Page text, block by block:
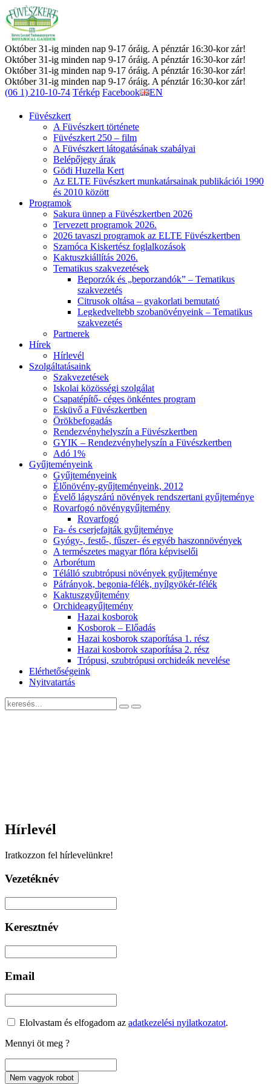
Október 31-ig minden nap 9-17 óráig. A pénztár 16:30-kor zár!
Október 31-ig minden nap 9-17 óráig. A pénztár 16:30-kor zár!
Október 31-ig minden nap 9-17 óráig. A pénztár 16:30-kor zár!
Október 31-ig minden nap 9-17 óráig. A pénztár 16:30-kor zár!
(06 1) 210-10-74 Térkép Facebook EN
Füvészkert
A Füvészkert története
Füvészkert 250 – film
A Füvészkert látogatásának szabályai
Belépőjegy árak
Gödi Huzella Kert
Az ELTE Füvészkert munkatársainak publikációi 1990
és 2010 között
Programok
Sakura ünnep a Füvészkertben 2026
Tervezett programok 2026.
2026 tavaszi programok az ELTE Füvészkertben
Szamóca Kiskertész foglalkozások
Kaktuszkiállítás 2026.
Tematikus szakvezetések
Beporzók és „beporzandók” – Tematikus
szakvezetés
Citrusok oltása – gyakorlati bemutató
Legkedveltebb szobanövényeink – Tematikus
szakvezetés
Partnerek
Hírek
Hírlevél
Szolgáltatásaink
Szakvezetések
Iskolai közösségi szolgálat
Csapatépítő- céges önkéntes program
Esküvő a Füvészkertben
Örökbefogadás
Rendezvényhelyszín a Füvészkertben
GYIK – Rendezvényhelyszín a Füvészkertben
Adó 1%
Gyűjteményeink
Gyűjteményeink
Élőnövény-gyűjteményeink, 2012
Évelő lágyszárú növények rendszertani gyűjteménye
Rovarfogó növénygyűjtemény
Rovarfogó
Fa- és cserjefajták gyűjteménye
Gyógy-, festő-, fűszer- és egyéb haszonnövények
A természetes magyar flóra képviselői
Arborétum
Télálló szubtrópusi növények gyűjteménye
Páfrányok, begonia-félék, nyílgyökér-félék
Kaktuszgyűjtemény
Orchideagyűjtemény
Hazai kosborok
Kosborok – Előadás
Hazai kosborok szaporítása 1. rész
Hazai kosborok szaporítása 2. rész
Trópusi, szubtrópusi orchideák nevelése
Elérhetőségeink
Nyitvatartás
Hírlevél
Iratkozzon fel hírlevelünkre!
Vezetéknév
Keresztnév
Email
Elolvastam és elfogadom az adatkezelési nyilatkozatot.
Mennyi öt meg ?
Nem vagyok robot